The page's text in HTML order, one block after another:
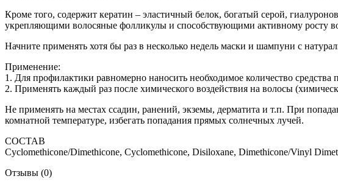
Кроме того, содержит кератин – эластичный белок, богатый серой,
укрепляющими волосяные фолликулы и способствующими активному росту
Начните применять хотя бы раз в несколько недель маски и шампуни с
Применение:
1. Для профилактики равномерно наносить необходимое количество
2. Применять каждый раз после химического воздействия на волосы
Не применять на местах ссадин, ранений, экземы, дерматита и т.п. При
комнатной температуре, избегать попадания прямых солнечных лучей.
СОСТАВ
Cyclomethicone/Dimethicone, Cyclomethicone, Disiloxane, Dimethicone/Vinyl
Отзывы (0)